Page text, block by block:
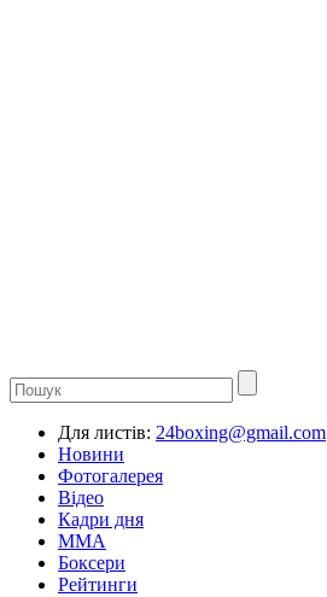
Для листів: 24boxing@gmail.com
Новини
Фотогалерея
Відео
Кадри дня
ММА
Боксери
Рейтинги